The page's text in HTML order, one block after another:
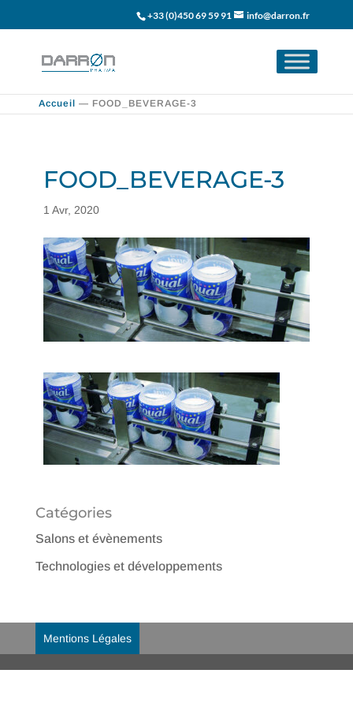
+33 (0)450 69 59 91 info@darron.fr
Accueil — FOOD_BEVERAGE-3
FOOD_BEVERAGE-3
1 Avr, 2020
Catégories
Salons et évènements
Technologies et développements
Mentions Légales